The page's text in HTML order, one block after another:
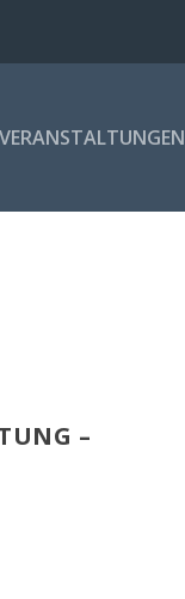
VERANSTALTUNGEN
– G